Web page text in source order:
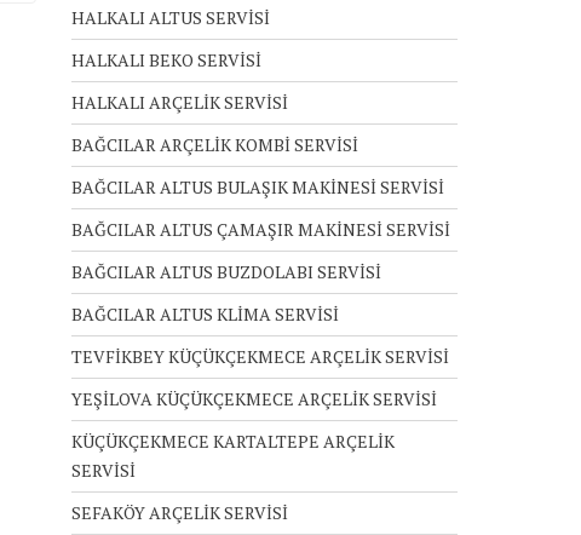
HALKALI ALTUS SERVİSİ
HALKALI BEKO SERVİSİ
HALKALI ARÇELİK SERVİSİ
BAĞCILAR ARÇELİK KOMBİ SERVİSİ
BAĞCILAR ALTUS BULAŞIK MAKİNESİ SERVİSİ
BAĞCILAR ALTUS ÇAMAŞIR MAKİNESİ SERVİSİ
BAĞCILAR ALTUS BUZDOLABI SERVİSİ
BAĞCILAR ALTUS KLİMA SERVİSİ
TEVFİKBEY KÜÇÜKÇEKMECE ARÇELİK SERVİSİ
YEŞİLOVA KÜÇÜKÇEKMECE ARÇELİK SERVİSİ
KÜÇÜKÇEKMECE KARTALTEPE ARÇELİK
SERVİSİ
SEFAKÖY ARÇELİK SERVİSİ